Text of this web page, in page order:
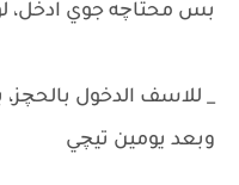
بس محتاچه جوي ادخل،
_ للاسف الدخول
وبعد يومين تيچي